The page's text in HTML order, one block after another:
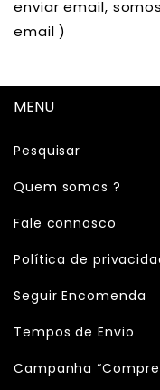
enviar email,
email )
MENU
Pesquisar
Quem somos ?
Fale connosco
Política de
Seguir Encomenda
Tempos de Envio
Campanha